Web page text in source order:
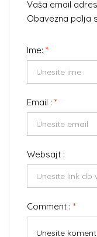
Vaša email
Obavezna polja
Ime: *
Email : *
Websajt :
Comment : *